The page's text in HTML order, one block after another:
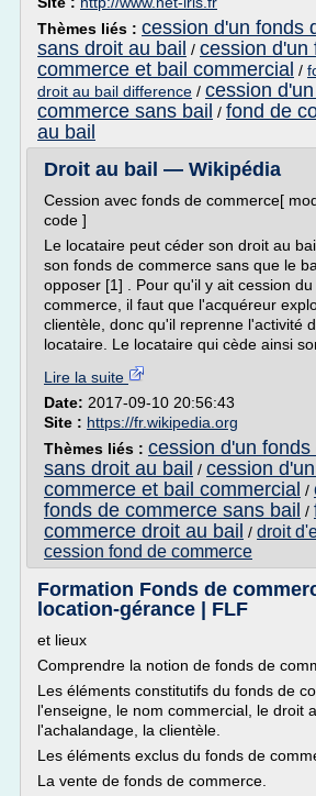
Thèmes liés : cession d'un fonds
sans droit au bail / cession d'un
commerce et bail commercial /
droit au bail difference / cession
commerce sans bail / fond de
au bail
Droit au bail — Wikipédia
Cession avec fonds de commerce[
code ]
Le locataire peut céder son droit au
son fonds de commerce sans que le
opposer [1] . Pour qu'il y ait cession
commerce, il faut que l'acquéreur
clientèle, donc qu'il reprenne l'activité
locataire. Le locataire qui cède ainsi
Lire la suite
Date: 2017-09-10 20:56:43
Site : https://fr.wikipedia.org
Thèmes liés : cession d'un
sans droit au bail / cession
commerce et bail commercial /
fonds de commerce sans bail /
commerce droit au bail / droit
cession fond de commerce
Formation Fonds de
location-gérance | FLF
et lieux
Comprendre la notion de fonds de
Les éléments constitutifs du fonds de
l'enseigne, le nom commercial, le droit
l'achalandage, la clientèle.
Les éléments exclus du fonds de
La vente de fonds de commerce.